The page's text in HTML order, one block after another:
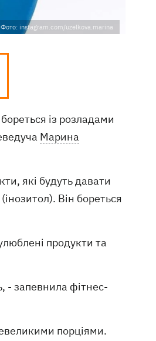
Фото: instagram.com/uzelkova.marina
із розладами
Марина
які будуть давати
Він бореться
продукти та
- запевнила фітнес-
порціями.